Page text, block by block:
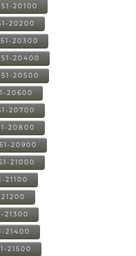
20100
20200
20300
20400
20500
20600
20700
20800
20900
21000
21100
21300
21400
21500